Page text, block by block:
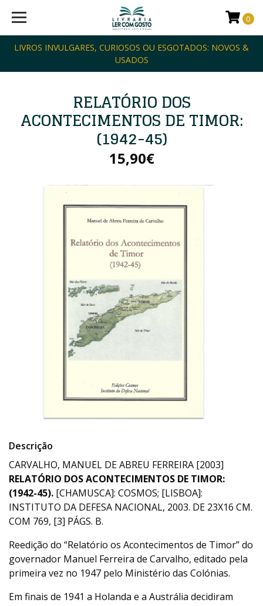
LIVROS INVULGARES, CURIOSOS OU ESGOTADOS: NOVOS &
USADOS
0
RELATÓRIO DOS
ACONTECIMENTOS DE TIMOR:
(1942-45)
15,90€
Descrição
CARVALHO, MANUEL DE ABREU FERREIRA [2003]
RELATÓRIO DOS ACONTECIMENTOS DE TIMOR:
(1942-45). [CHAMUSCA]: COSMOS; [LISBOA]:
INSTITUTO DA DEFESA NACIONAL, 2003. DE 23X16 CM.
COM 769, [3] PÁGS. B.
Reedição do “Relatório os Acontecimentos de Timor” do
governador Manuel Ferreira de Carvalho, editado pela
primeira vez no 1947 pelo Ministério das Colónias.
Em finais de 1941 a Holanda e a Austrália decidiram